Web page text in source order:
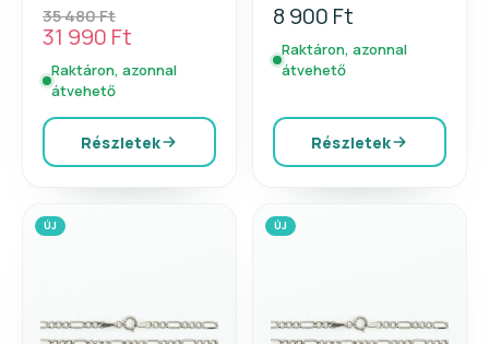
35 480 Ft
31 990 Ft
Raktáron, azonnal
átvehető
Részletek
8 900 Ft
Raktáron, azonnal
átvehető
Részletek
ÚJ ÚJ